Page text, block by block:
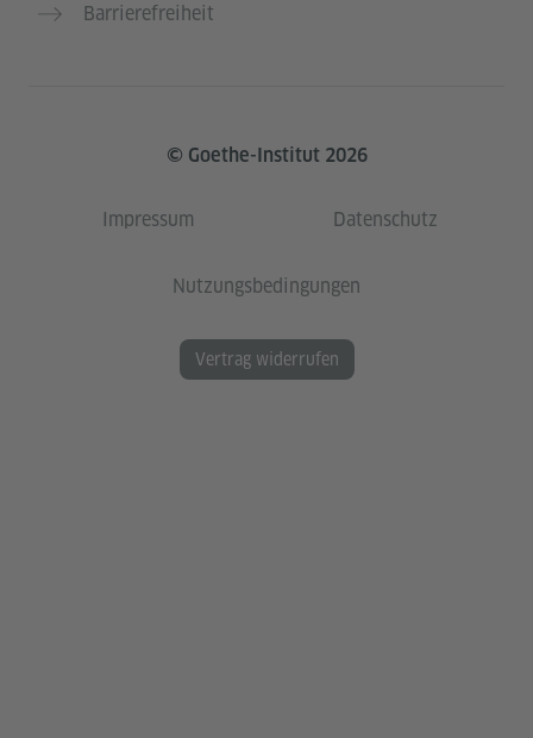
Barrierefreiheit
© Goethe-Institut 2026
Impressum Datenschutz
Nutzungsbedingungen
Vertrag widerrufen